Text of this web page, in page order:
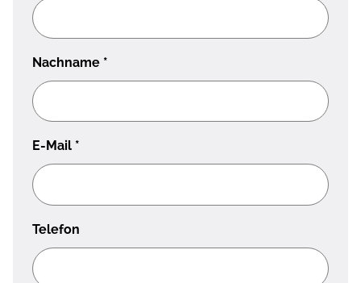
Nachname *
E-Mail *
Telefon